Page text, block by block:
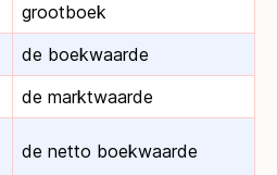
grootboek
de boekwaarde
de marktwaarde
de netto boekwaarde